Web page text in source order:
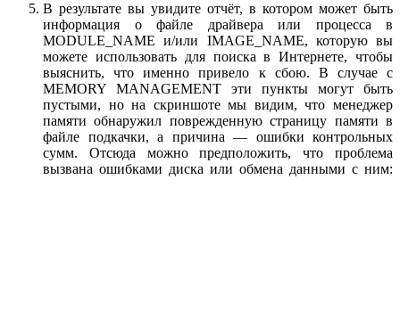
В результате вы увидите отчёт, в котором может быть
информация о файле драйвера или процесса в
MODULE_NAME и/или IMAGE_NAME, которую вы
можете использовать для поиска в Интернете, чтобы
выяснить, что именно привело к сбою. В случае с
MEMORY MANAGEMENT эти пункты могут быть
пустыми, но на скриншоте мы видим, что менеджер
памяти обнаружил поврежденную страницу памяти в
файле подкачки, а причина — ошибки контрольных
сумм. Отсюда можно предположить, что проблема
вызвана ошибками диска или обмена данными с ним: